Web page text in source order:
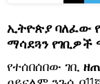
ኢትዮጵያ ባለፈው
ማሳደጓን የገቢዎች
የተሰበሰበው ገቢ